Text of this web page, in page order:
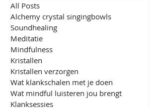
All Posts
Alchemy crystal singingbowls
Soundhealing
Meditatie
Mindfulness
Kristallen
Kristallen verzorgen
Wat klankschalen met je doen
Wat mindful luisteren jou brengt
Klanksessies